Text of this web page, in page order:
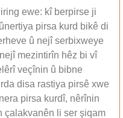
ewe: kî berpirse ji
pirsa kurd bikê di
û nejî serbixweye
mezintirîn hêz bi vî
veçînin û bibne
disa rastiya pirsê xwe
pirsa kurdî, nêrînin
çalakvanên li ser şiqam